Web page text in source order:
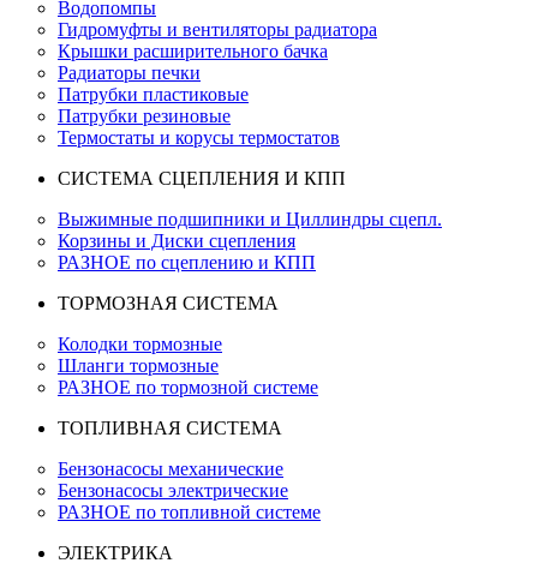
Водопомпы
Гидромуфты и вентиляторы радиатора
Крышки расширительного бачка
Радиаторы печки
Патрубки пластиковые
Патрубки резиновые
Термостаты и корусы термостатов
СИСТЕМА СЦЕПЛЕНИЯ И КПП
Выжимные подшипники и Циллиндры сцепл.
Корзины и Диски сцепления
РАЗНОЕ по сцеплению и КПП
ТОРМОЗНАЯ СИСТЕМА
Колодки тормозные
Шланги тормозные
РАЗНОЕ по тормозной системе
ТОПЛИВНАЯ СИСТЕМА
Бензонасосы механические
Бензонасосы электрические
РАЗНОЕ по топливной системе
ЭЛЕКТРИКА